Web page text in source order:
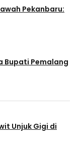
Pekanbaru:
Bupati Pemalang
Unjuk Gigi di